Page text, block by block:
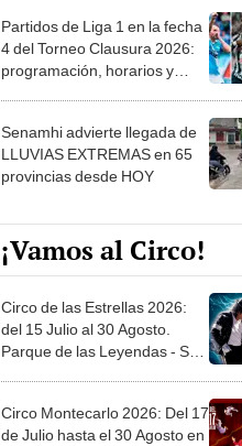
Partidos de Liga 1 en la fecha
4 del Torneo Clausura 2026:
programación, horarios y
Senamhi advierte llegada de
LLUVIAS EXTREMAS en 65
provincias desde HOY
¡Vamos al Circo!
Circo de las Estrellas 2026:
del 15 Julio al 30 Agosto.
Parque de las Leyendas - San
Circo Montecarlo 2026: Del 17
de Julio hasta el 30 Agosto en